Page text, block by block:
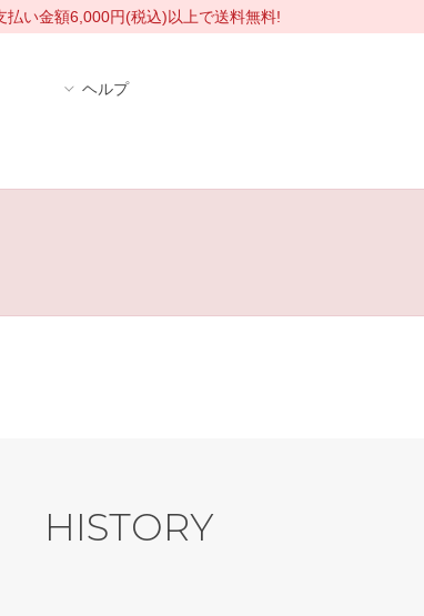
払い金額6,000円(税込)以上で送料無料!
ヘルプ
HISTORY